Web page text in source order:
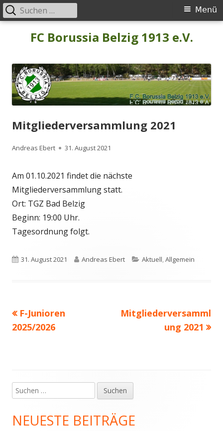
FC Borussia Belzig 1913 e.V.
Primäres
Menü
Menü
Suchen
nach:
Mitgliederversammlung 2021
Autor
Andreas Ebert
Veröffentlicht
31. August 2021
Am 01.10.2021 findet die nächste
Mitgliederversammlung statt.
Ort: TGZ Bad Belzig
Beginn: 19:00 Uhr.
Tagesordnung folgt.
Veröffentlicht
31. August 2021 Autor
Andreas Ebert Kategorien
Aktuell Allgemein
Beitragsnavigation
Vorheriger
Beitrag:
F-Junioren
2025/2026
Nächster
Mitgliederversamml
ung 2021
Haupt-
Seitenleiste
Suchen
nach:
NEUESTE BEITRÄGE